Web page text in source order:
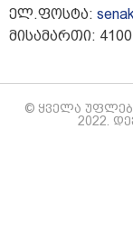
ელ.ფოსტა:
მისამართი:
© ყველა
2022.